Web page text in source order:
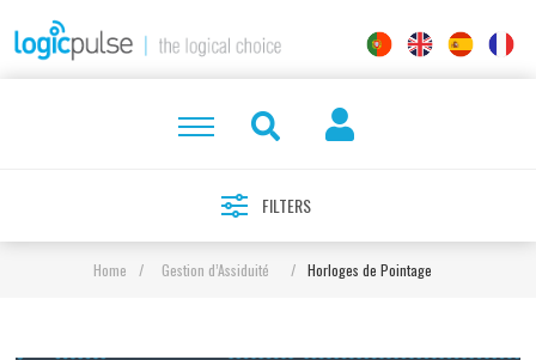
FILTERS
Home / Gestion d’Assiduité / Horloges de Pointage